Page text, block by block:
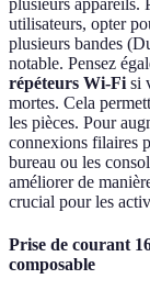
plusieurs appareils.
utilisateurs, opter
plusieurs bandes
notable. Pensez
répéteurs Wi-Fi si
mortes. Cela
les pièces. Pour
connexions filaires
bureau ou les
améliorer de
crucial pour les
Prise de courant
composable